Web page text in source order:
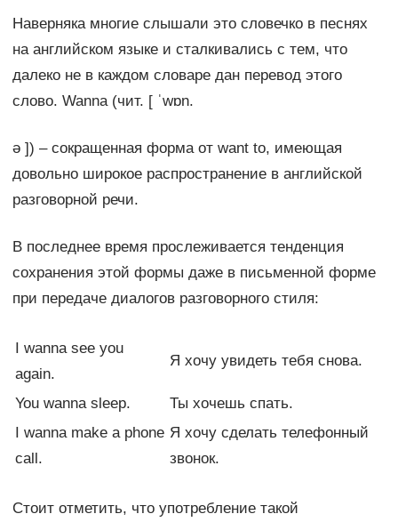
Наверняка многие слышали это словечко в песнях
на английском языке и сталкивались с тем, что
далеко не в каждом словаре дан перевод этого
слово. Wanna (чит. [ ˈwɒn.
ə ]) – сокращенная форма от want to, имеющая
довольно широкое распространение в английской
разговорной речи.
В последнее время прослеживается тенденция
сохранения этой формы даже в письменной форме
при передаче диалогов разговорного стиля:
I wanna see you
again.
Я хочу увидеть тебя снова.
You wanna sleep.
Ты хочешь спать.
I wanna make a phone
call.
Я хочу сделать телефонный
звонок.
Стоит отметить, что употребление такой